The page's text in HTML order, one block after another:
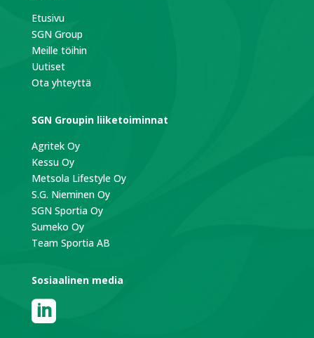
Etusivu
SGN Group
Meille töihin
Uutiset
Ota yhteyttä
SGN Groupin liiketoiminnat
Agritek Oy
Kessu Oy
Metsola Lifestyle Oy
S.G. Nieminen Oy
SGN Sportia Oy
Sumeko Oy
Team Sportia AB
Sosiaalinen media
